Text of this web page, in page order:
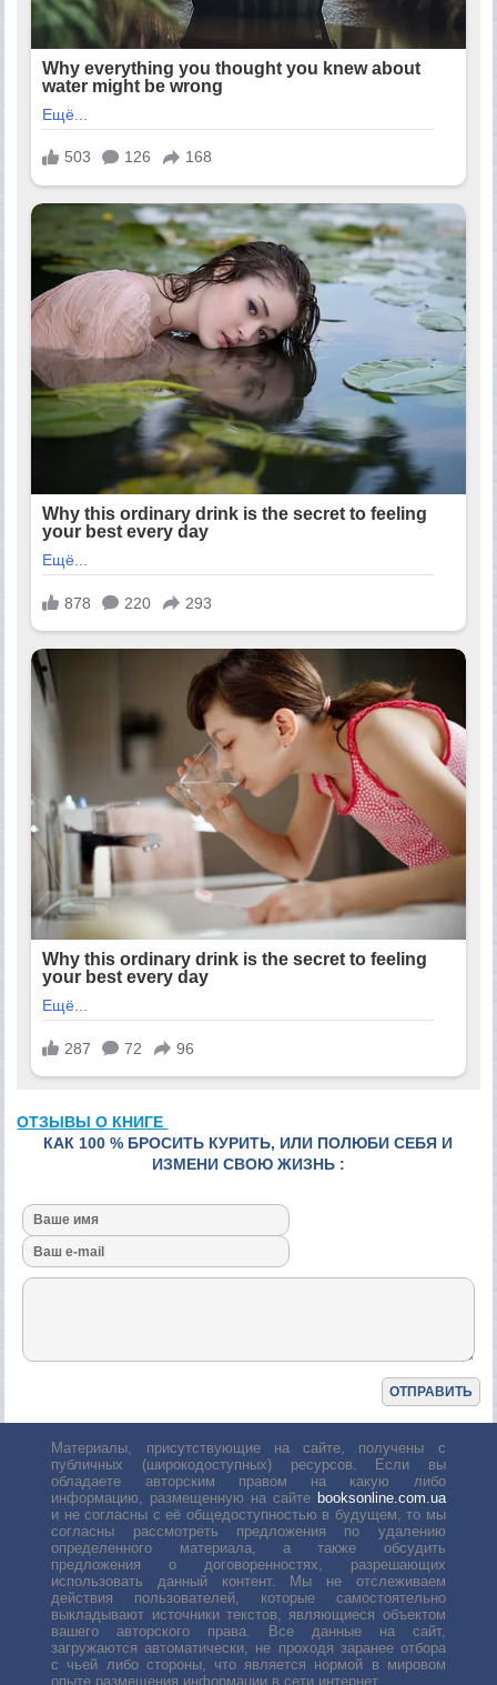
ОТЗЫВЫ О КНИГЕ
КАК 100 % БРОСИТЬ КУРИТЬ, ИЛИ ПОЛЮБИ СЕБЯ И
ИЗМЕНИ СВОЮ ЖИЗНЬ :
Материалы, присутствующие на сайте, получены с
публичных (широкодоступных) ресурсов. Если вы
обладаете авторским правом на какую либо
информацию, размещенную на сайте booksonline.com.ua
и не согласны с её общедоступностью в будущем, то мы
согласны рассмотреть предложения по удалению
определенного материала, а также обсудить
предложения о договоренностях, разрешающих
использовать данный контент. Мы не отслеживаем
действия пользователей, которые самостоятельно
выкладывают источники текстов, являющиеся объектом
вашего авторского права. Все данные на сайт,
загружаются автоматически, не проходя заранее отбора
с чьей либо стороны, что является нормой в мировом
опыте размещения информации в сети интернет.